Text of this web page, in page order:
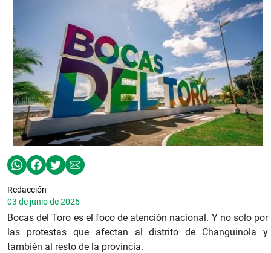
Redacción
03 de junio de 2025
Bocas del Toro es el foco de atención nacional. Y no solo por
las protestas que afectan al distrito de Changuinola y
también al resto de la provincia.